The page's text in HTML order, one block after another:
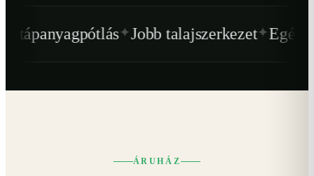
✦Jobb talajszerkezet✦ Egészségesebb
ÁRUHÁZ